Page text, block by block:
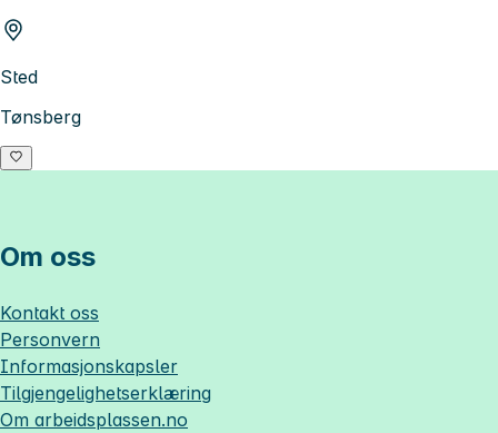
Sted
Tønsberg
Om oss
Kontakt oss
Personvern
Informasjonskapsler
Tilgjengelighetserklæring
Om arbeidsplassen.no